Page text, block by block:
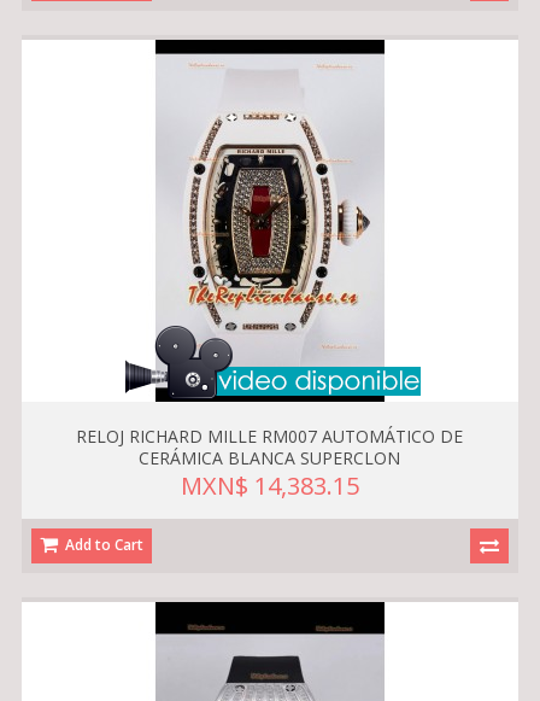
RELOJ RICHARD MILLE RM007 AUTOMÁTICO DE
CERÁMICA BLANCA SUPERCLON
MXN$ 14,383.15
Add to Cart